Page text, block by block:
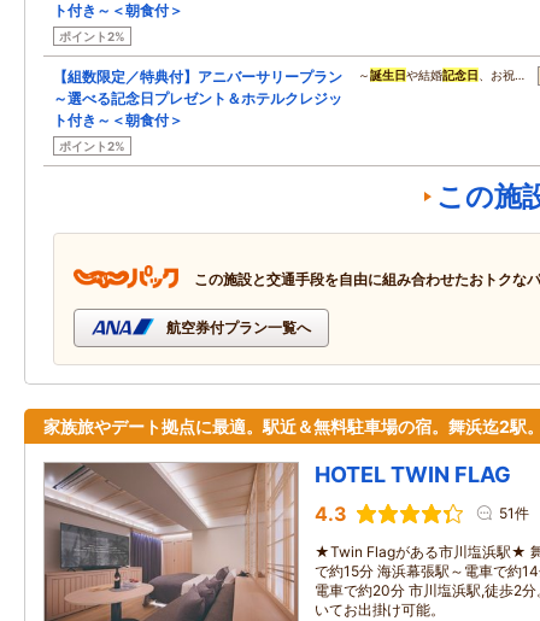
ト付き～＜朝食付＞
ポイント2%
【組数限定／特典付】アニバーサリープラン
～選べる記念日プレゼント＆ホテルクレジッ
ト付き～＜朝食付＞
ポイント2%
～誕生日や結婚記念日 、お祝…
この施
この施設と交通手段を自由に組み合わせたおトクな
航空券付プラン一覧へ
家族旅やデート拠点に最適。駅近＆無料駐車場の宿。舞浜迄2駅
HOTEL TWIN FLAG
4.3 51件
★Twin Flagがある市川塩浜駅★
で約15分 海浜幕張駅～電車で約
電車で約20分 市川塩浜駅,徒歩2
いてお出掛け可能。